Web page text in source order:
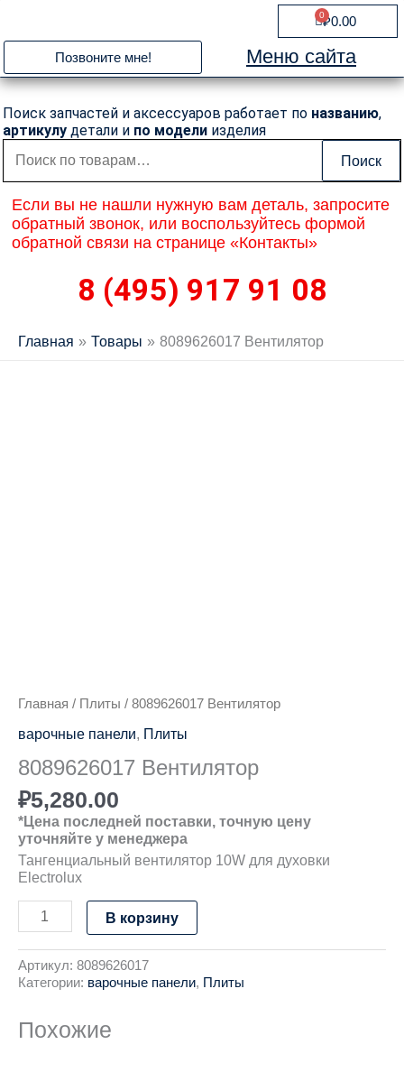
содержимому
₽0.00
0
Cart
Позвоните мне! Меню сайта
Поиск запчастей и аксессуаров работает по названию,
артикулу детали и по модели изделия
Искать:
Поиск
Если вы не нашли нужную вам деталь, запросите
обратный звонок, или воспользуйтесь формой
обратной связи на странице «Контакты»
8 (495) 917 91 08
Главная Товары 8089626017 Вентилятор
Главная / Плиты / 8089626017 Вентилятор
варочные панели Плиты
8089626017 Вентилятор
₽5,280.00
*Цена последней поставки, точную цену
уточняйте у менеджера
Тангенциальный вентилятор 10W для духовки
Electrolux
В корзину
Артикул: 8089626017
Категории: варочные панели, Плиты
Похожие